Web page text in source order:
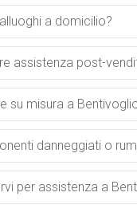
a domicilio?
assistenza post-
su misura a
danneggiati o
per assistenza a